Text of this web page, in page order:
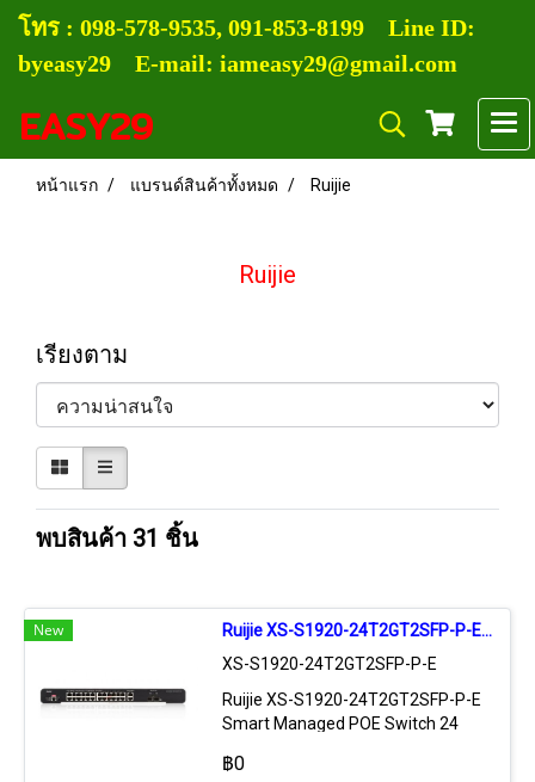
โทร : 098-578-9535, 091-853-8199 Line ID:
byeasy29 E-mail: iameasy29@gmail.com
EASY29
หน้าแรก แบรนด์สินค้าทั้งหมด Ruijie
Ruijie
เรียงตาม
พบสินค้า 31 ชิ้น
New
Ruijie XS-S1920-24T2GT2SFP-P-E Smart Managed POE Switch 24 Port 370W
XS-S1920-24T2GT2SFP-P-E
Ruijie XS-S1920-24T2GT2SFP-P-E
Smart Managed POE Switch 24
Port 370W Managed และ Monitor
฿0